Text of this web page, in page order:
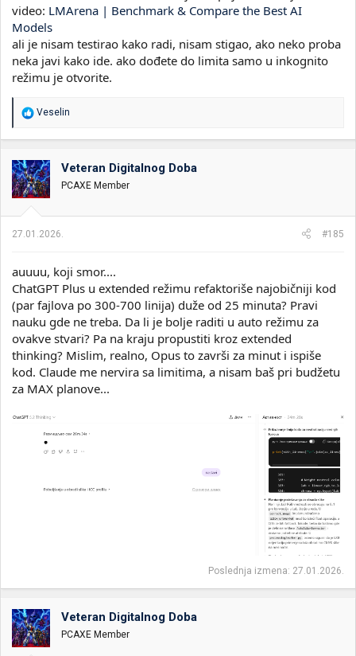
video: LMArena | Benchmark & Compare the Best AI
Models
ali je nisam testirao kako radi, nisam stigao, ako neko proba
neka javi kako ide. ako dođete do limita samo u inkognito
režimu je otvorite.
R
a
o
v
a
n
:
Veselin
Veteran Digitalnog Doba
PCAXE Member
27.01.2026. #185
auuuu, koji smor....
ChatGPT Plus u extended režimu refaktoriše najobičniji kod
(par fajlova po 300-700 linija) duže od 25 minuta? Pravi
nauku gde ne treba. Da li je bolje raditi u auto režimu za
ovakve stvari? Pa na kraju propustiti kroz extended
thinking? Mislim, realno, Opus to završi za minut i ispiše
kod. Claude me nervira sa limitima, a nisam baš pri budžetu
za MAX planove...
Poslednja izmena: 27.01.2026.
Veteran Digitalnog Doba
PCAXE Member